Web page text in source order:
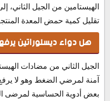
الهيستامين من الجيل الثاني،
تقليل كمية حمض المعدة
هل دواء ديسلوراتين
الجيل الثاني من مضادات
آمنة لمرضي الضغط وهو لا
بعض أدوية الحساسية لمرضى